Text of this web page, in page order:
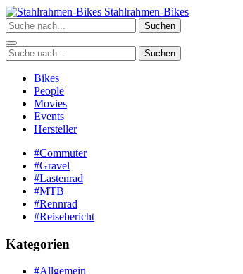
Zum
Inhalt
springen
Stahlrahmen-Bikes
Suchen
Suchen
Bikes
People
Movies
Events
Hersteller
#Commuter
#Gravel
#Lastenrad
#MTB
#Rennrad
#Reisebericht
Kategorien
#Allgemein